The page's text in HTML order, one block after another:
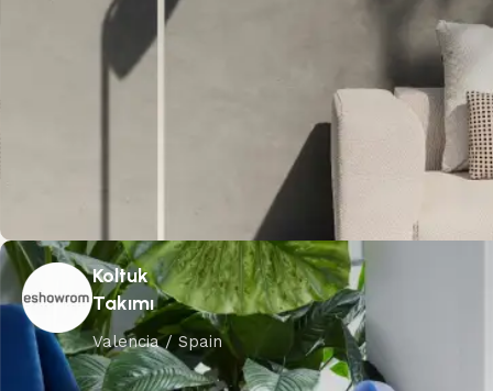
Koltuk
Takımı
Valencia / Spain